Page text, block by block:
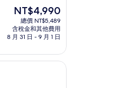
現
價
格
NT$4,990
NT$4,990
總價 NT$5,489
含稅金和其他費用
8 月 31 日 - 9 月 1 日